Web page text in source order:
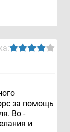
за помощь
Во -
и